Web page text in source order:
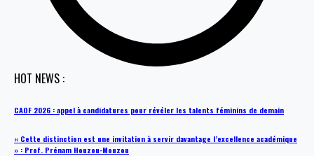
HOT NEWS :
CAOF 2026 : appel à candidatures pour révéler les talents féminins de demain
« Cette distinction est une invitation à servir davantage l’excellence académique
» : Prof. Prénam Houzou-Mouzou